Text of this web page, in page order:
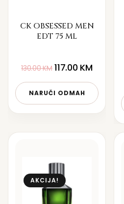
CK OBSESSED MEN
EDT 75 ML
130.00KM 117.00 KM
NARUČI ODMAH
AKCIJA!